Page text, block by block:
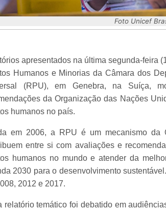
Foto Unicef
apresentados na última segunda-feira
Humanos e Minorias da Câmara dos
(RPU), em Genebra, na Suíça,
da Organização das Nações
humanos no país.
em 2006, a RPU é um mecanismo da
entre si com avaliações e
humanos no mundo e atender da
2030 para o desenvolvimento
2012 e 2017.
relatório temático foi debatido em